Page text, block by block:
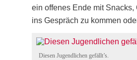
ein offe­nes Ende mit Snacks,
ins Gespräch zu kom­men
Die­sen Jugend­li­chen gefällt’s.